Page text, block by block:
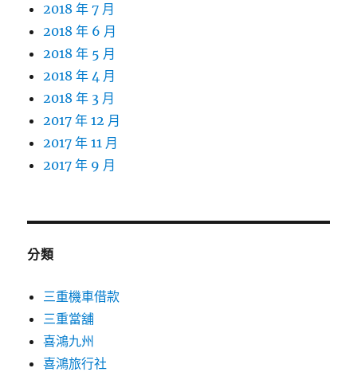
2018 年 7 月
2018 年 6 月
2018 年 5 月
2018 年 4 月
2018 年 3 月
2017 年 12 月
2017 年 11 月
2017 年 9 月
分類
三重機車借款
三重當舖
喜鴻九州
喜鴻旅行社